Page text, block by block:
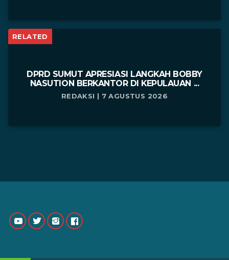
RELATED
DPRD SUMUT APRESIASI LANGKAH BOBBY
NASUTION BERKANTOR DI KEPULAUAN ...
REDAKSI | 7 AGUSTUS 2026